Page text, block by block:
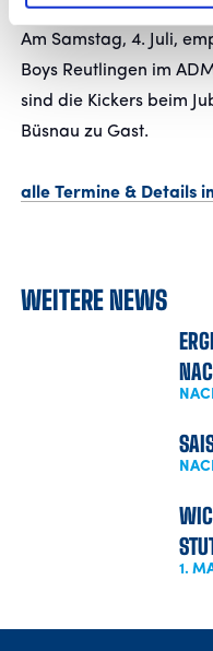
Testspiele auf die
Am Samstag, 4. Juli,
Boys Reutlingen im
sind die Kickers beim
Büsnau zu Gast.
alle Termine & Details
WEITERE NEWS
1.